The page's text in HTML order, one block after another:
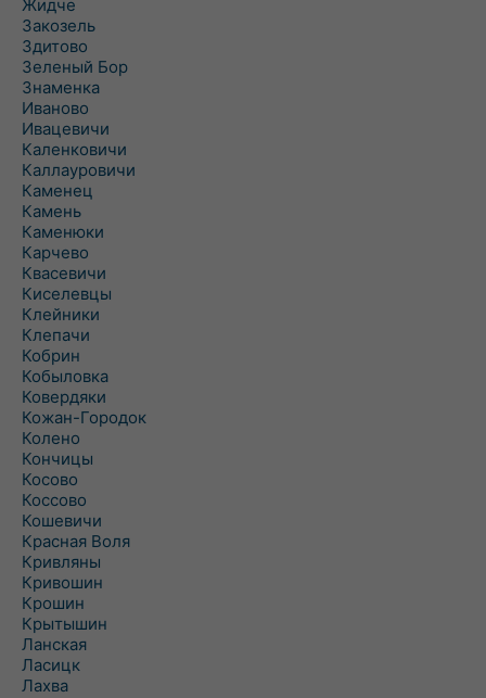
Жидче
Закозель
Здитово
Зеленый Бор
Знаменка
Иваново
Ивацевичи
Каленковичи
Каллауровичи
Каменец
Камень
Каменюки
Карчево
Квасевичи
Киселевцы
Клейники
Клепачи
Кобрин
Кобыловка
Ковердяки
Кожан-Городок
Колено
Кончицы
Косово
Коссово
Кошевичи
Красная Воля
Кривляны
Кривошин
Крошин
Крытышин
Ланская
Ласицк
Лахва